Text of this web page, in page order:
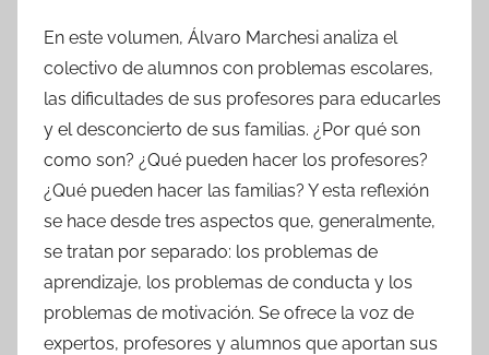
En este volumen, Álvaro Marchesi analiza el
colectivo de alumnos con problemas escolares,
las dificultades de sus profesores para educarles
y el desconcierto de sus familias. ¿Por qué son
como son? ¿Qué pueden hacer los profesores?
¿Qué pueden hacer las familias? Y esta reflexión
se hace desde tres aspectos que, generalmente,
se tratan por separado: los problemas de
aprendizaje, los problemas de conducta y los
problemas de motivación. Se ofrece la voz de
expertos, profesores y alumnos que aportan sus